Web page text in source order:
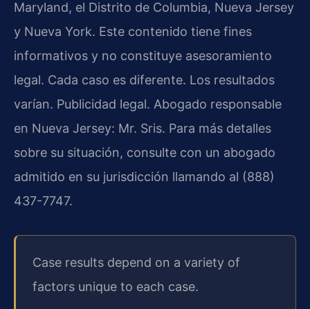
Maryland, el Distrito de Columbia, Nueva Jersey
y Nueva York. Este contenido tiene fines
informativos y no constituye asesoramiento
legal. Cada caso es diferente. Los resultados
varían. Publicidad legal. Abogado responsable
en Nueva Jersey: Mr. Sris. Para más detalles
sobre su situación, consulte con un abogado
admitido en su jurisdicción llamando al (888)
437-7747.
Case results depend on a variety of
factors unique to each case.